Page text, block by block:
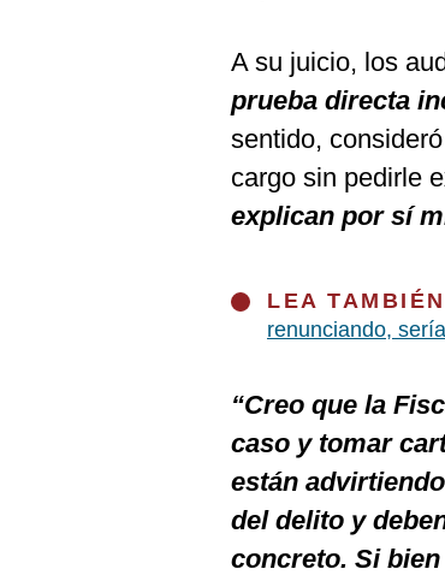
A su juicio, los
prueba directa
sentido,
cargo sin pedirle
explican por sí
LEA
renunciando,
“Creo que la
caso y tomar
están
del delito y
concreto. Si